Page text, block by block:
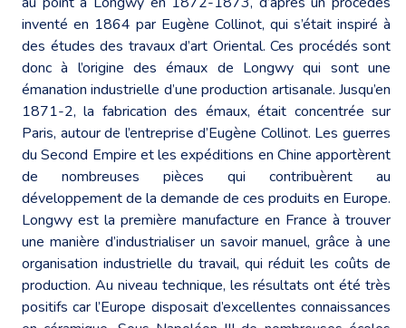
inventé en 1864 par Eugène Collinot, qui s’était inspiré à
des études des travaux d’art Oriental. Ces procédés sont
donc à l’origine des émaux de Longwy qui sont une
émanation industrielle d’une production artisanale. Jusqu’en
1871-2, la fabrication des émaux, était concentrée sur
Paris, autour de l’entreprise d’Eugène Collinot. Les guerres
du Second Empire et les expéditions en Chine apportèrent
de nombreuses pièces qui contribuèrent au
développement de la demande de ces produits en Europe.
Longwy est la première manufacture en France à trouver
une manière d’industrialiser un savoir manuel, grâce à une
organisation industrielle du travail, qui réduit les coûts de
production. Au niveau technique, les résultats ont été très
positifs car l’Europe disposait d’excellentes connaissances